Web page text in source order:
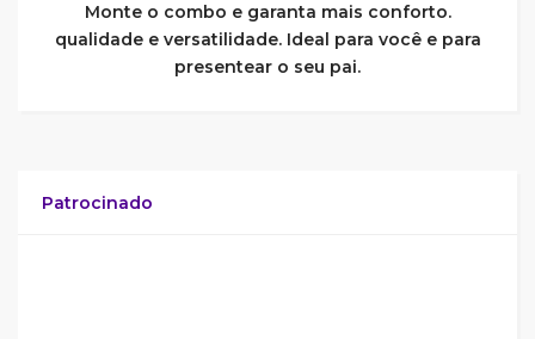
Monte o combo e garanta mais conforto.
qualidade e versatilidade. Ideal para você e para
presentear o seu pai.
Patrocinado